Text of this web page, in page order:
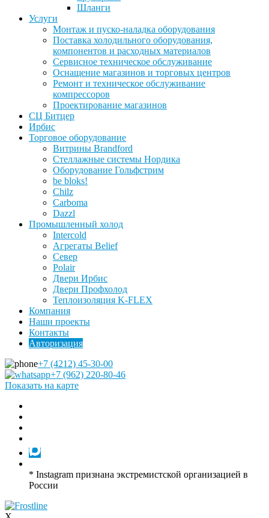
Шланги
Услуги
Монтаж и пуско-наладка оборудования
Поставка холодильного оборудования,
компонентов и расходных материалов
Сервисное техническое обслуживание
Оснащение магазинов и торговых центров
Ремонт и техническое обслуживание
компрессоров
Проектирование магазинов
СЦ Битцер
Ирбис
Торговое оборудование
Витрины Brandford
Стеллажные системы Нордика
Оборудование Гольфстрим
be bloks!
Chilz
Carboma
Dazzl
Промышленный холод
Intercold
Агрегаты Belief
Север
Polair
Двери Ирбис
Двери Профхолод
Теплоизоляция K-FLEX
Компания
Наши проекты
Контакты
Авторизация
+7 (4212) 45-30-00
+7 (962) 220-80-46
Показать на карте
* Instagram признана экстремистской организацией в
России